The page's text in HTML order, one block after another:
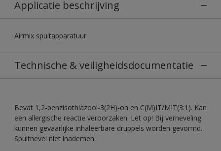
Applicatie beschrijving
Airmix spuitapparatuur
Technische & veiligheidsdocumentatie
Bevat 1,2-benzisothiazool-3(2H)-on en C(M)IT/MIT(3:1). Kan
een allergische reactie veroorzaken. Let op! Bij verneveling
kunnen gevaarlijke inhaleerbare druppels worden gevormd.
Spuitnevel niet inademen.